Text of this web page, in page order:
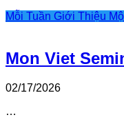
Mỗi Tuần Giới Thiệu
Mon Viet
02/17/2026
…